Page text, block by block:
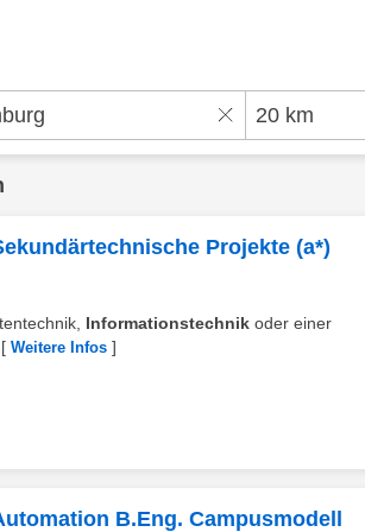
Projekte (a*)
Informationstechnik oder einer
[ Weitere Infos ]
B.Eng. Campusmodell